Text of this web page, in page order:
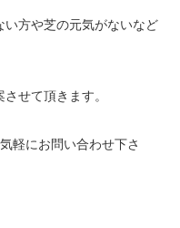
方や芝の元気がないなど
せて頂きます。
軽にお問い合わせ下さ